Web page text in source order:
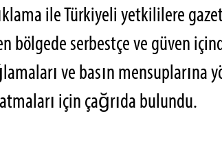
ile Türkiyeli yetkililere
bölgede serbestçe ve güven
ve basın mensuplarına
için çağrıda bulundu.